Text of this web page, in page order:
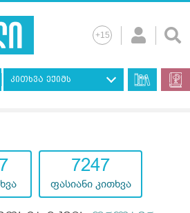
კითხვა ექიმს
7247
ფასიანი კითხვა